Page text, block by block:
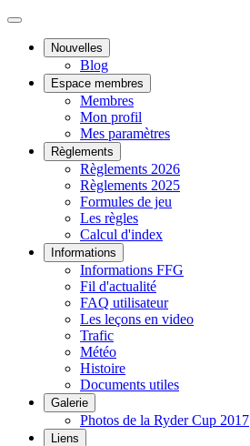
Nouvelles
Blog
Espace membres
Membres
Mon profil
Mes paramètres
Règlements
Règlements 2026
Règlements 2025
Formules de jeu
Les règles
Calcul d'index
Informations
Informations FFG
Fil d'actualité
FAQ utilisateur
Les leçons en video
Trafic
Météo
Histoire
Documents utiles
Galerie
Photos de la Ryder Cup 2017
Liens